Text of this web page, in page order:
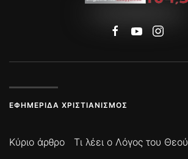
ΕΦΗΜΕΡΊΔΑ ΧΡΙΣΤΙΑΝΙΣΜΌΣ
Κύριο άρθρο Τι λέει ο Λόγος του Θεού